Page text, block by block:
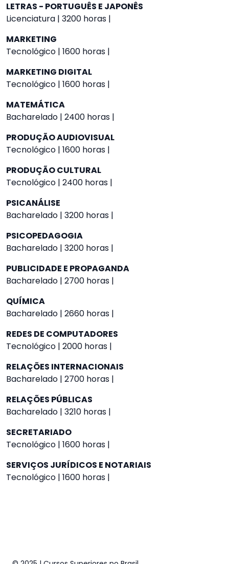
LETRAS - PORTUGUÊS E JAPONÊS
Licenciatura | 3200 horas |
MARKETING
Tecnológico | 1600 horas |
MARKETING DIGITAL
Tecnológico | 1600 horas |
MATEMÁTICA
Bacharelado | 2400 horas |
PRODUÇÃO AUDIOVISUAL
Tecnológico | 1600 horas |
PRODUÇÃO CULTURAL
Tecnológico | 2400 horas |
PSICANÁLISE
Bacharelado | 3200 horas |
PSICOPEDAGOGIA
Bacharelado | 3200 horas |
PUBLICIDADE E PROPAGANDA
Bacharelado | 2700 horas |
QUÍMICA
Bacharelado | 2660 horas |
REDES DE COMPUTADORES
Tecnológico | 2000 horas |
RELAÇÕES INTERNACIONAIS
Bacharelado | 2700 horas |
RELAÇÕES PÚBLICAS
Bacharelado | 3210 horas |
SECRETARIADO
Tecnológico | 1600 horas |
SERVIÇOS JURÍDICOS E NOTARIAIS
Tecnológico | 1600 horas |